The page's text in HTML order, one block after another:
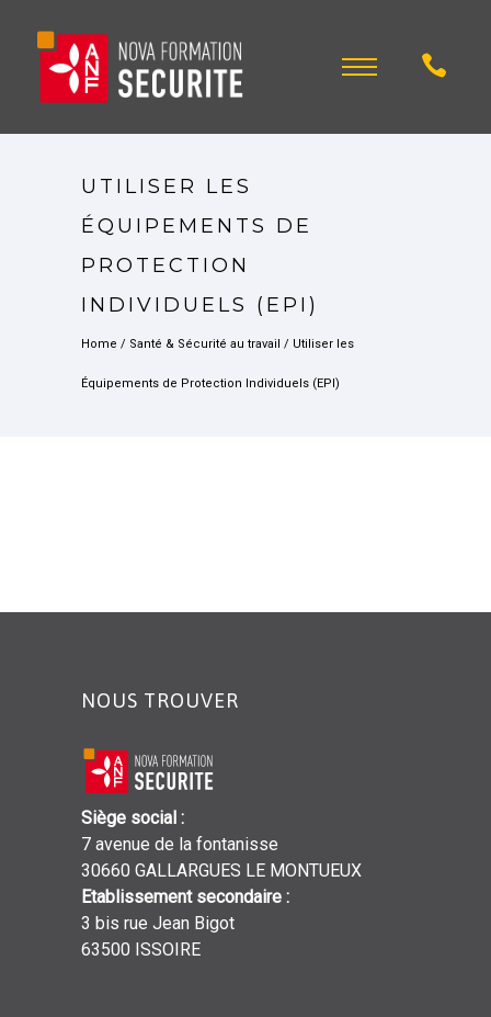
UTILISER LES
ÉQUIPEMENTS DE
PROTECTION
INDIVIDUELS (EPI)
Home / Santé & Sécurité au travail / Utiliser les
Équipements de Protection Individuels (EPI)
NOUS TROUVER
Siège social :
7 avenue de la fontanisse
30660 GALLARGUES LE MONTUEUX
Etablissement secondaire :
3 bis rue Jean Bigot
63500 ISSOIRE